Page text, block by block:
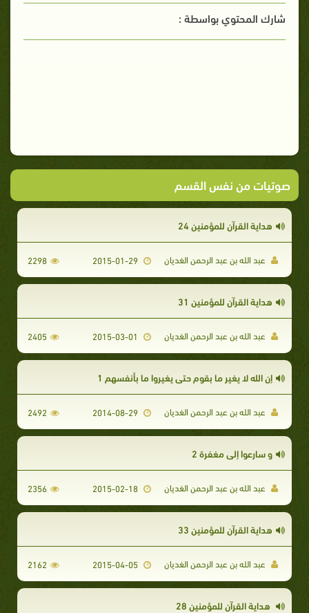
شارك المحتوي بواسطة :
صوتيات من نفس القسم
هداية القرآن للمؤمنين 24
عبد الله بن عبد الرحمن الغديان 2015-01-29
2298
هداية القرآن للمؤمنين 31
عبد الله بن عبد الرحمن الغديان 2405
إن الله لا يغير ما بقوم حتى يغيروا ما بأنفسهم 1
عبد الله بن عبد الرحمن الغديان 2014-08-29
2492
و سارعوا إلى مغفرة 2
عبد الله بن عبد الرحمن الغديان 2015-02-18
2356
هداية القرآن للمؤمنين 33
عبد الله بن عبد الرحمن الغديان 2015-04-05
2162
هداية القرآن للمؤمنين 28